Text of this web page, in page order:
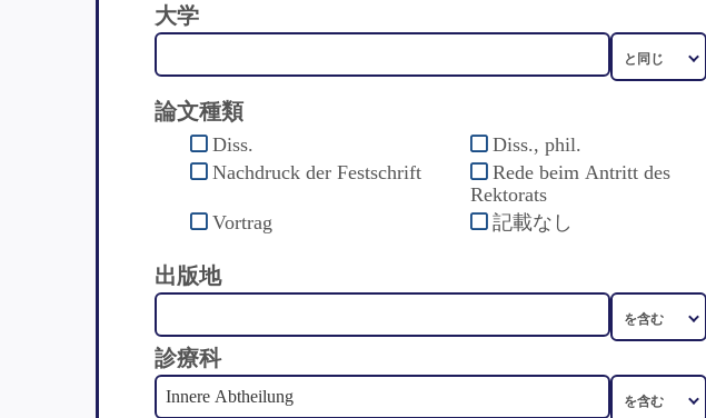
大学
論文種類
Diss. Diss., phil.
Nachdruck der Festschrift
Rede beim Antritt des
Rektorats
Vortrag
記載なし
出版地
診療科